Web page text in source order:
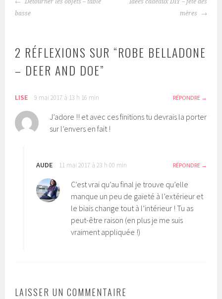
DES
Détourner les objets – table
basse
Idées cadeaux DIY – fête des
mères
2 RÉFLEXIONS SUR “ROBE BELLADONE
– DEER AND DOE”
LISE 9 mai 2017 à 13 h 16 min RÉPONDRE
J’adore !! et avec ces finitions tu devrais la porter
sur l’envers en fait !
AUDE 11 mai 2017 à 23 h 00 min RÉPONDRE
C’est vrai qu’au final je trouve qu’elle
manque un peu de gaïeté à l’extérieur et
le biais change tout à l’intérieur ! Tu as
peut-être raison (en plus je me suis
vraiment appliquée !)
LAISSER UN COMMENTAIRE